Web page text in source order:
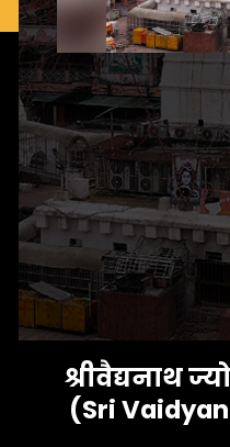
श्रीवैद्यनाथ
(Sri